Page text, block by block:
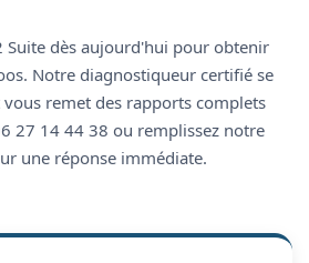
Suite dès aujourd'hui pour obtenir
Notre diagnostiqueur certifié se
remet des rapports complets
27 14 44 38 ou remplissez notre
une réponse immédiate.